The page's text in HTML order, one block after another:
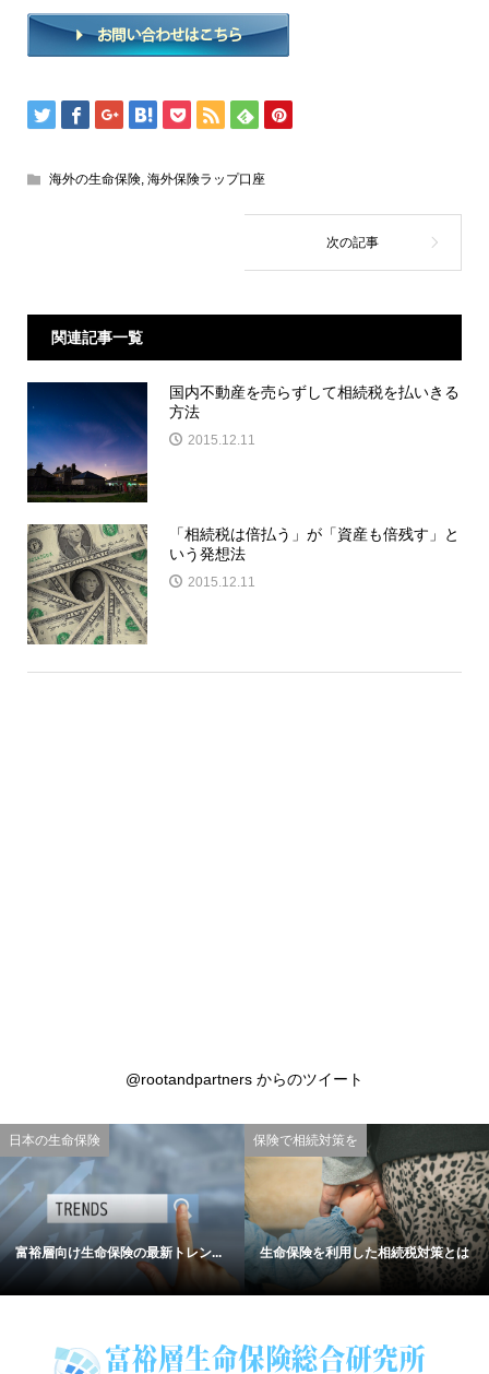
海外の生命保険, 海外保険ラップ口座
関連記事一覧
国内不動産を売らずして相続税を払いきる
方法
2015.12.11
「相続税は倍払う」が「資産も倍残す」と
いう発想法
2015.12.11
@rootandpartners からのツイート
日本の生命保険
富裕層向け生命保険の最新トレン...
保険で相続対策を
生命保険を利用した相続税対策とは